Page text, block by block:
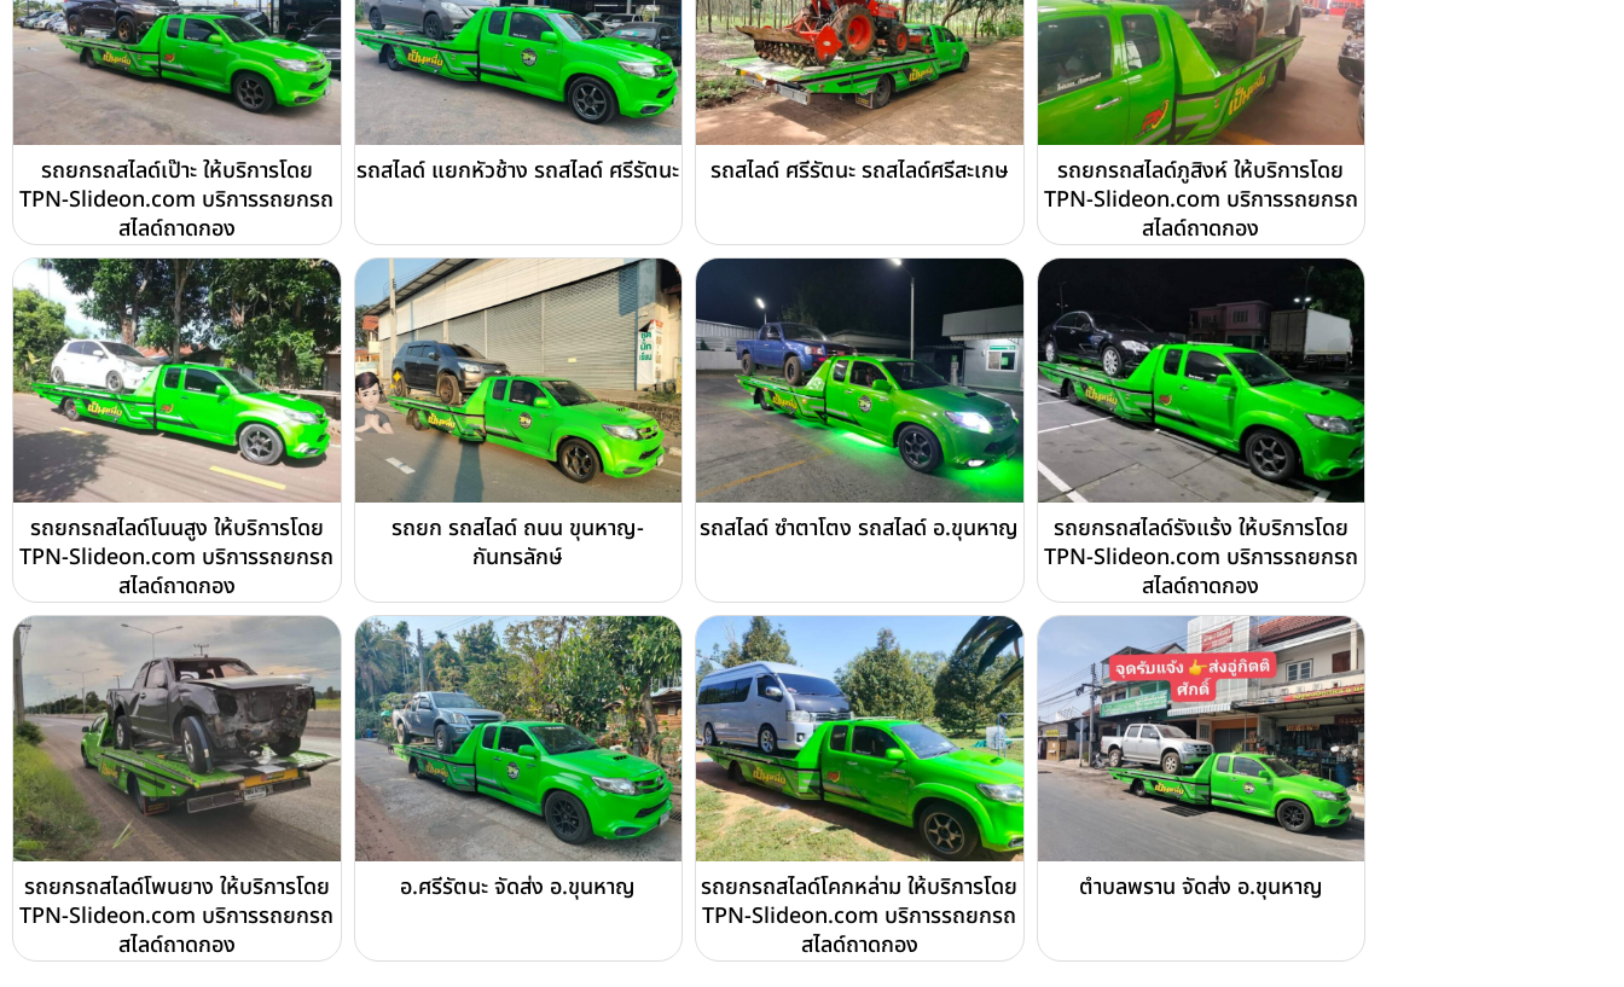
รถยกรถสไลด์เป๊าะ ให้บริการโดย
TPN-Slideon.com บริการรถยกรถ
สไลด์ถาดกอง
รถสไลด์ แยกหัวช้าง รถสไลด์ ศรีรัตนะ รถสไลด์ ศรีรัตนะ รถสไลด์ศรีสะเกษ
รถยกรถสไลด์ภูสิงห์ ให้บริการโดย
TPN-Slideon.com บริการรถยกรถ
สไลด์ถาดกอง
รถยกรถสไลด์โนนสูง ให้บริการโดย
TPN-Slideon.com บริการรถยกรถ
สไลด์ถาดกอง
รถยก รถสไลด์ ถนน ขุนหาญ-
กันทรลักษ์
รถสไลด์ ซำตาโตง รถสไลด์ อ.ขุนหาญ
รถยกรถสไลด์รังแร้ง ให้บริการโดย
TPN-Slideon.com บริการรถยกรถ
สไลด์ถาดกอง
รถยกรถสไลด์โพนยาง ให้บริการโดย
TPN-Slideon.com บริการรถยกรถ
สไลด์ถาดกอง
อ.ศรีรัตนะ จัดส่ง อ.ขุนหาญ
รถยกรถสไลด์โคกหล่าม ให้บริการโดย
TPN-Slideon.com บริการรถยกรถ
สไลด์ถาดกอง
ตำบลพราน จัดส่ง อ.ขุนหาญ